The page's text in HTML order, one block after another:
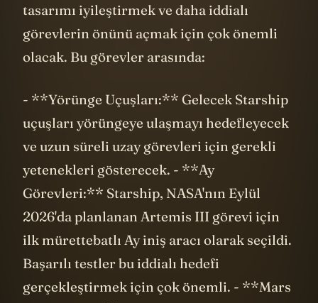
tasarımı iyileştirmek ve daha iddialı
görevlerin önünü açmak için çok önemli
olacak. Bu görevler arasında:
- **Yörünge Uçuşları:** Gelecek Starship
uçuşları yörüngeye ulaşmayı hedefleyecek
ve uzun süreli uzay görevleri için gerekli
yetenekleri gösterecek. - **Ay
Görevleri:** Starship, NASA'nın Eylül
2026'da planlanan Artemis III görevi için
ilk mürettebatlı Ay iniş aracı olarak seçildi.
Başarılı testler bu iddialı hedefi
gerçekleştirmek için çok önemli. - **Mars